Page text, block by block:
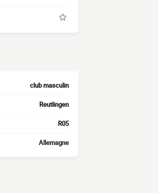
club masculin
Reutlingen
R05
Allemagne